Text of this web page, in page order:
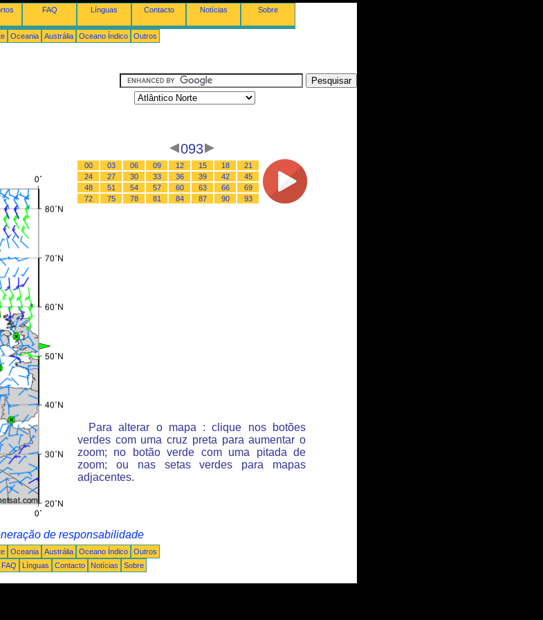
FAQ Línguas Contacto Notícias Sobre
Oceania Austrália Oceano Índico Outros
093
00 03 06 09 12 15 18
21
24
27 30 33 36 39 42
45
48
51 54 57 60 63 66
69
72
75 78 81 84 87 90 93
Para alterar o mapa : clique nos botões
verdes com uma cruz preta para aumentar o
zoom; no botão verde com uma pitada de
zoom; ou nas setas verdes para mapas
adjacentes.
de responsabilidade
Oceania Austrália Oceano Índico
Outros
FAQ Línguas Contacto Notícias Sobre